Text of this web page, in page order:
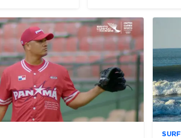
SURF